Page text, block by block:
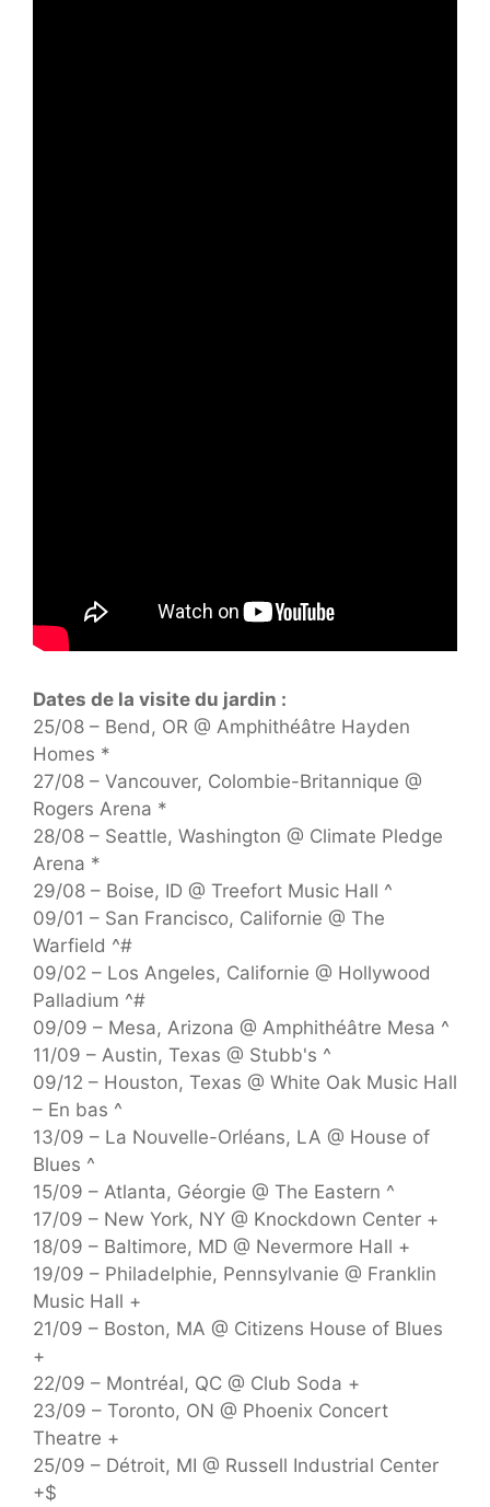
Dates de la visite du jardin :
25/08 – Bend, OR @ Amphithéâtre Hayden
Homes *
27/08 – Vancouver, Colombie-Britannique @
Rogers Arena *
28/08 – Seattle, Washington @ Climate Pledge
Arena *
29/08 – Boise, ID @ Treefort Music Hall ^
09/01 – San Francisco, Californie @ The
Warfield ^#
09/02 – Los Angeles, Californie @ Hollywood
Palladium ^#
09/09 – Mesa, Arizona @ Amphithéâtre Mesa ^
11/09 – Austin, Texas @ Stubb's ^
09/12 – Houston, Texas @ White Oak Music Hall
– En bas ^
13/09 – La Nouvelle-Orléans, LA @ House of
Blues ^
15/09 – Atlanta, Géorgie @ The Eastern ^
17/09 – New York, NY @ Knockdown Center +
18/09 – Baltimore, MD @ Nevermore Hall +
19/09 – Philadelphie, Pennsylvanie @ Franklin
Music Hall +
21/09 – Boston, MA @ Citizens House of Blues
+
22/09 – Montréal, QC @ Club Soda +
23/09 – Toronto, ON @ Phoenix Concert
Theatre +
25/09 – Détroit, MI @ Russell Industrial Center
+$